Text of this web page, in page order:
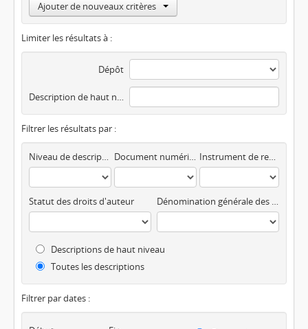
Ajouter de nouveaux critères
Limiter les résultats à :
Dépôt
Description de haut niveau
Filtrer les résultats par :
Niveau de description Document numérisé disponible Instrument de recherche
Statut des droits d'auteur Dénomination générale des documents
Descriptions de haut niveau
Toutes les descriptions
Filtrer par dates :